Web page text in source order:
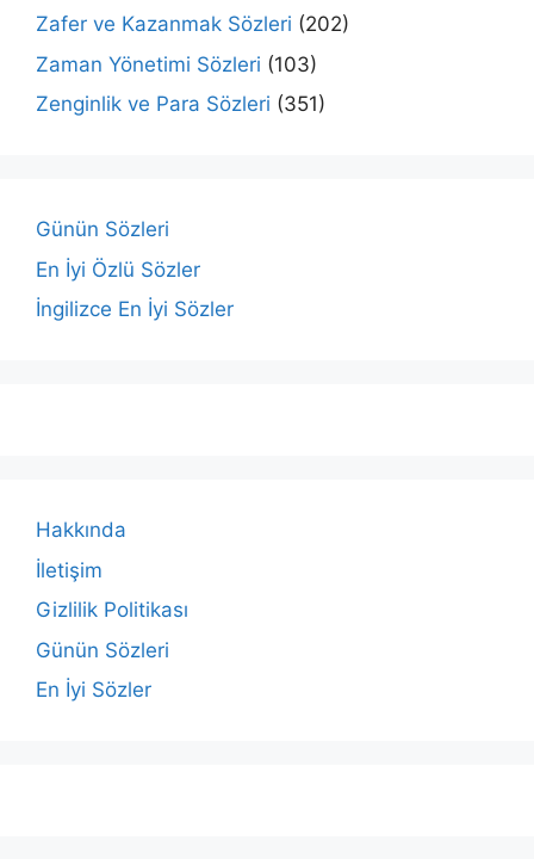
Zafer ve Kazanmak Sözleri (202)
Zaman Yönetimi Sözleri (103)
Zenginlik ve Para Sözleri (351)
Günün Sözleri
En İyi Özlü Sözler
İngilizce En İyi Sözler
Hakkında
İletişim
Gizlilik Politikası
Günün Sözleri
En İyi Sözler